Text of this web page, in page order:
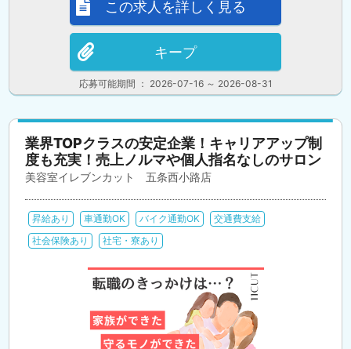
応募可能期間 ： 2026-07-16 ～ 2026-08-31
この求人を詳しく見る
キープ
業界TOPクラスの安定企業！キャリアアップ制
度も充実！売上ノルマや個人指名なしのサロン
美容室イレブンカット 五条西小路店
昇給あり 車通勤OK バイク通勤OK
交通費支給
社会保険あり
社宅・寮あり